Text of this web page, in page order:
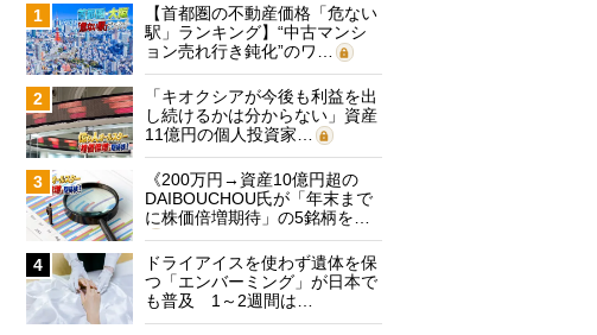
1
【首都圏の不動産価格「危ない
駅」ランキング】“中古マンシ
ョン売れ行き鈍化”のワ…
2
「キオクシアが今後も利益を出
し続けるかは分からない」資産
11億円の個人投資家…
3
《200万円→資産10億円超の
DAIBOUCHOU氏が「年末まで
に株価倍増期待」の5銘柄を…
4
ドライアイスを使わず遺体を保
つ「エンバーミング」が日本で
も普及 1～2週間は…